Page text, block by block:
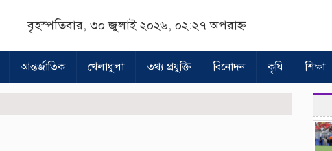
বৃহস্পতিবার, ৩০ জুলাই ২০২৬, ০২:২৭ অপরাহ্ন
আন্তর্জাতিক খেলাধুলা তথ্য প্রযুক্তি বিনোদন কৃষি শিক্ষা